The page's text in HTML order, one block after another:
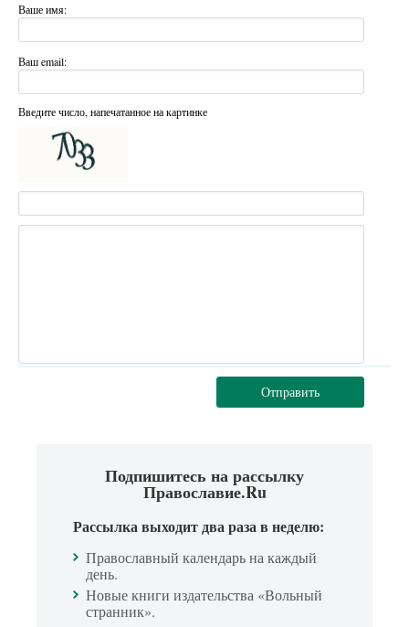
Ваше имя:
Ваш email:
Введите число, напечатанное на картинке
Отправить
Подпишитесь на рассылку
Православие.Ru
Рассылка выходит два раза в неделю:
Православный календарь на каждый
день.
Новые книги издательства «Вольный
странник».